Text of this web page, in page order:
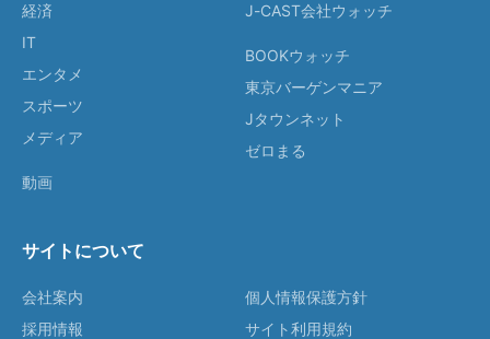
経済
IT
エンタメ
スポーツ
メディア
動画
J-CAST会社ウォッチ
BOOKウォッチ
東京バーゲンマニア
Jタウンネット
ゼロまる
サイトについて
会社案内
採用情報
個人情報保護方針
サイト利用規約